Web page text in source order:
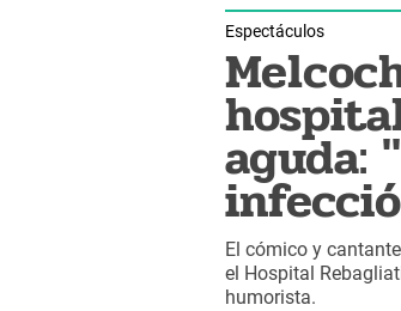
Espectáculos
aguda:
El cómico y
el Hospital
humorista.